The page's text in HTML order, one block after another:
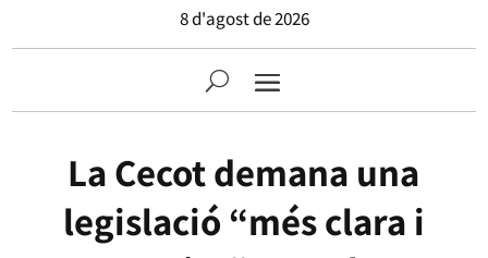
8 d'agost de 2026
La Cecot demana una
legislació “més clara i